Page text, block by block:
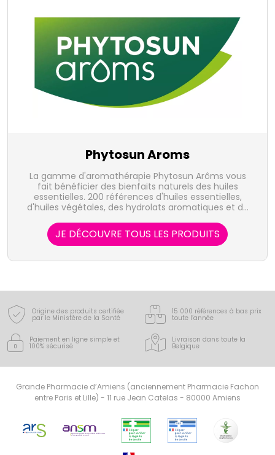
Phytosun Aroms
La gamme d'aromathérapie Phytosun Arôms vous
fait bénéficier des bienfaits naturels des huiles
essentielles. 200 références d'huiles essentielles,
d'huiles végétales, des hydrolats aromatiques et de
et aux maux du quotidien.
JE DÉCOUVRE TOUS LES PRODUITS
Origine des produits certifiée
par le Ministère de la Santé
15 000 références à bas prix
toute l’année
Paiement en ligne simple et
100% sécurisé
Livraison dans toute la
Belgique
Grande Pharmacie d’Amiens (anciennement Pharmacie Fachon
entre Paris et Lille) - 11 rue Jean Catelas - 80000 Amiens